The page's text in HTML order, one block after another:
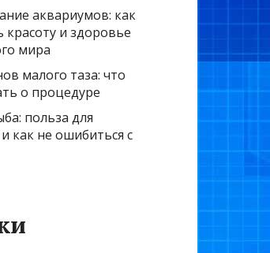
аквариумов: как
красоту и здоровье
мира
малого таза: что
о процедуре
польза для
как не ошибиться с